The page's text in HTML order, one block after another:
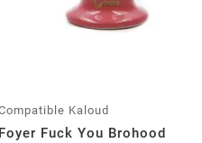
Kaloud
Foyer Fuck You Brohood